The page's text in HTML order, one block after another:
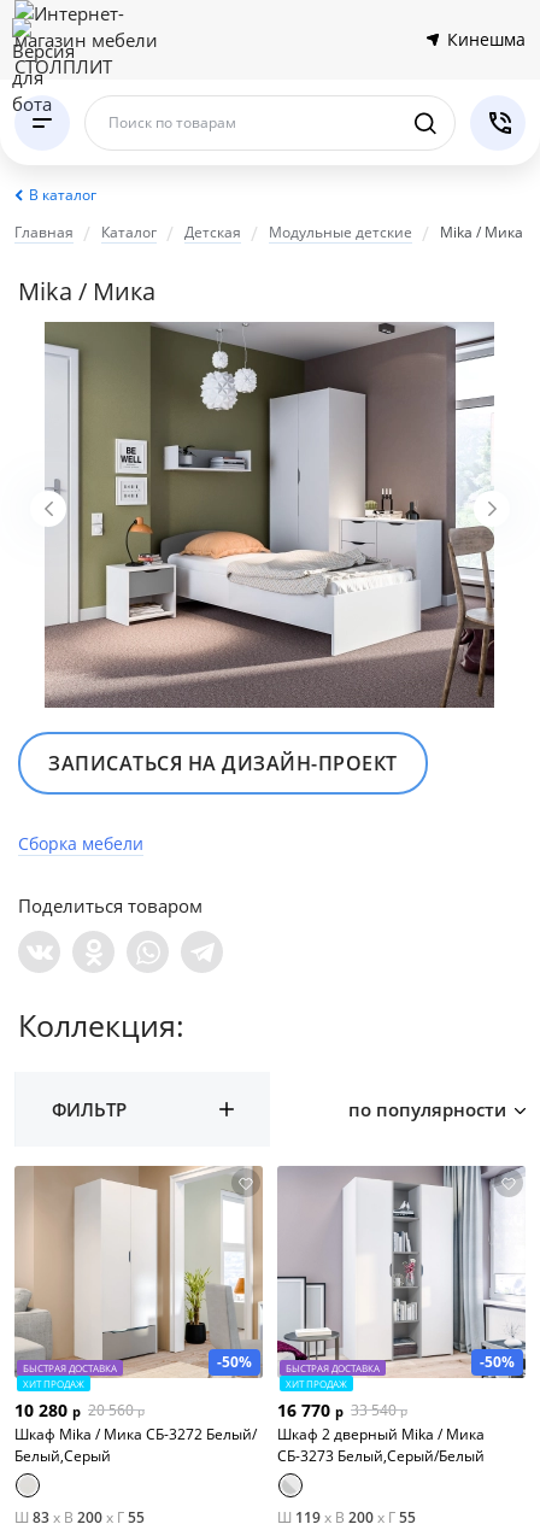
Кинешма
Поиск по товарам
В каталог
Главная
Каталог Детская Модульные детские Mika / Мика
Mika / Мика
ЗАПИСАТЬСЯ НА ДИЗАЙН‍-‍ПРОЕКТ
Сборка мебели
Поделиться товаром
Коллекция:
ФИЛЬТР по популярности
-50%
БЫСТРАЯ ДОСТАВКА
ХИТ ПРОДАЖ
10 280 р 20 560 р
Шкаф Mika / Мика СБ-3272 Белый/
Белый,Серый
Ш 83x В 200x Г55
-50%
БЫСТРАЯ ДОСТАВКА
ХИТ ПРОДАЖ
16 770 р 33 540 р
Шкаф 2 дверный Mika / Мика
СБ-3273 Белый,Серый/Белый
Ш 119x В 200x Г55